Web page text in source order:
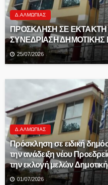
Δ.ΑΛΜΩΠΊΑΣ
ΠΡΟΣΚΛΗΣΗ ΣΕ
ΣΥΝΕΔΡΙΑΣΗ ΔΗΜΟΤΙΚΗΣ
25/07/2026
Δ.ΑΛΜΩΠΊΑΣ
Πρόσκληση σε ειδική
την ανάδειξη νέου
την εκλογή μελών
01/07/2026